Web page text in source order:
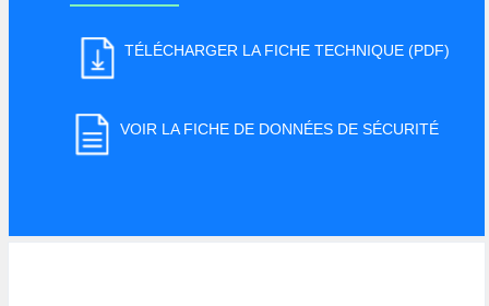
TÉLÉCHARGER LA FICHE TECHNIQUE (PDF)
VOIR LA FICHE DE DONNÉES DE SÉCURITÉ